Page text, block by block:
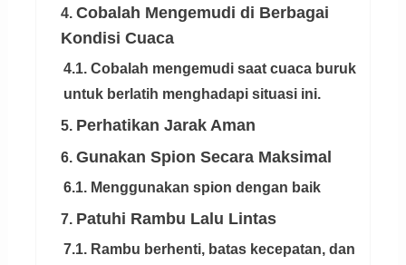
4. Cobalah Mengemudi di Berbagai
Kondisi Cuaca
4.1. Cobalah mengemudi saat cuaca buruk
untuk berlatih menghadapi situasi ini.
5. Perhatikan Jarak Aman
6. Gunakan Spion Secara Maksimal
6.1. Menggunakan spion dengan baik
7. Patuhi Rambu Lalu Lintas
7.1. Rambu berhenti, batas kecepatan, dan